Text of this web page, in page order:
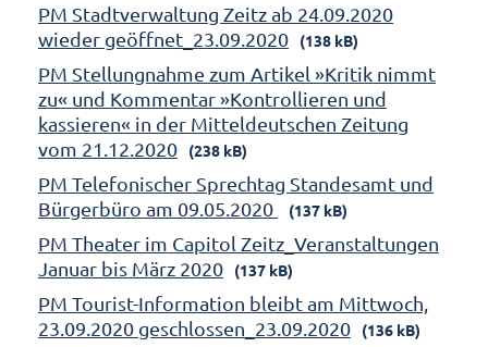
PM Stadtverwaltung Zeitz ab 24.09.2020
wieder geöffnet_23.09.2020
(138 kB)
PM Stellungnahme zum Artikel »Kritik nimmt
zu« und Kommentar »Kontrollieren und
kassieren« in der Mitteldeutschen Zeitung
vom 21.12.2020
(238 kB)
PM Telefonischer Sprechtag Standesamt und
Bürgerbüro am 09.05.2020
(137 kB)
PM Theater im Capitol Zeitz_Veranstaltungen
Januar bis März 2020
(137 kB)
PM Tourist-Information bleibt am Mittwoch,
23.09.2020 geschlossen_23.09.2020
(136 kB)